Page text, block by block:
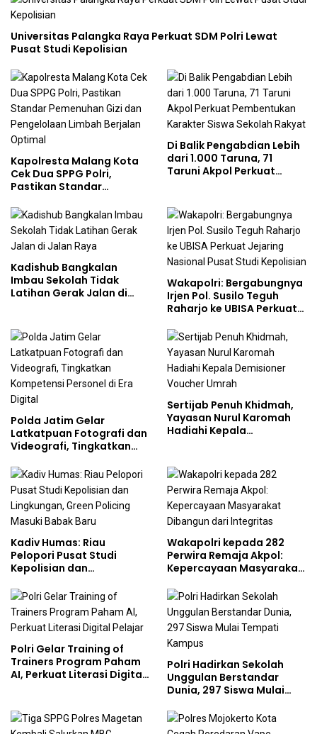
Universitas Palangka Raya Perkuat SDM Polri Lewat
Pusat Studi Kepolisian
Kapolresta Malang Kota
Cek Dua SPPG Polri,
Pastikan Standar
Pengelolaan Limbah
Berjalan Optimal
Di Balik Pengabdian Lebih
dari 1.000 Taruna, 71
Taruni Akpol Perkuat
Kadishub Bangkalan
Imbau Sekolah Tidak
Latihan Gerak Jalan di
Wakapolri: Bergabungnya
Irjen Pol. Susilo Teguh
Raharjo ke UBISA Perkuat
Studi Kepolisian
Polda Jatim Gelar
Latkatpuan Fotografi dan
Videografi, Tingkatkan
Era Digital
Sertijab Penuh Khidmah,
Yayasan Nurul Karomah
Hadiahi Kepala
Kadiv Humas: Riau
Pelopori Pusat Studi
Kepolisian dan
Policing Masuki Babak
Baru
Wakapolri kepada 282
Perwira Remaja Akpol:
Kepercayaan Masyarakat
Polri Gelar Training of
Trainers Program Paham
AI, Perkuat Literasi Digital
Polri Hadirkan Sekolah
Unggulan Berstandar
Dunia, 297 Siswa Mulai